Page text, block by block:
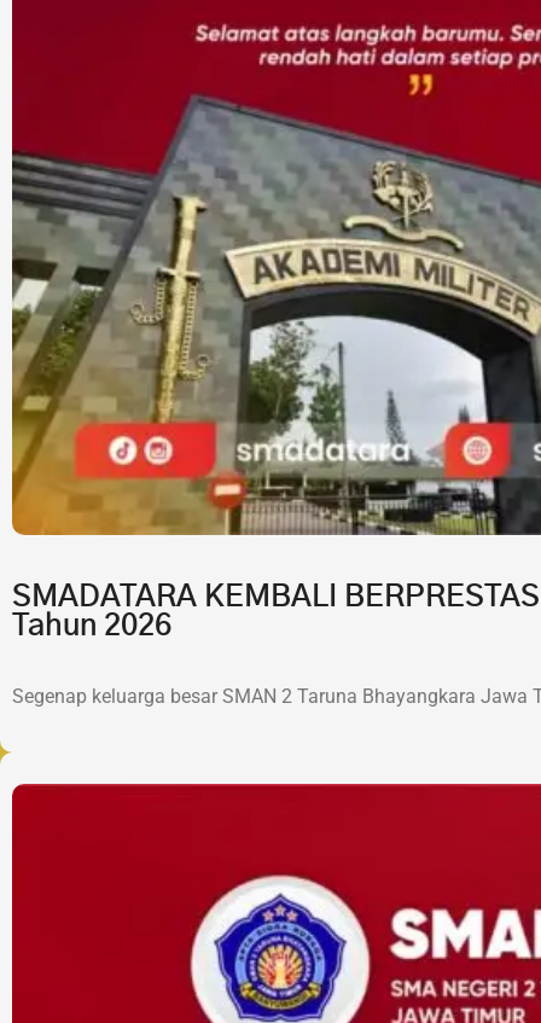
SMADATARA KEMBALI
Tahun 2026
Segenap keluarga besar SMAN 2 Taruna Bhayangkara Jawa